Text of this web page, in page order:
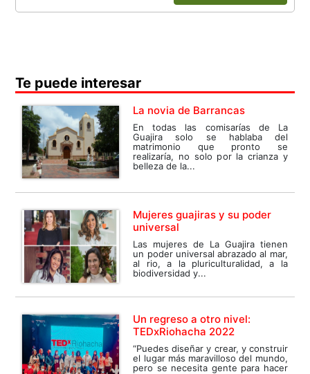
Te puede interesar
La novia de Barrancas
En todas las comisarías de La
Guajira solo se hablaba del
matrimonio que pronto se
realizaría, no solo por la crianza y
belleza de la...
Mujeres guajiras y su poder
universal
Las mujeres de La Guajira tienen
un poder universal abrazado al mar,
al rio, a la pluriculturalidad, a la
biodiversidad y...
Un regreso a otro nivel:
TEDxRiohacha 2022
“Puedes diseñar y crear, y construir
el lugar más maravilloso del mundo,
pero se necesita gente para hacer